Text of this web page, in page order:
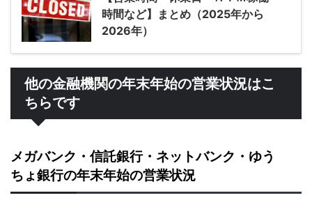
時間など】まとめ（2025年から
2026年）
他の金融機関の年末年始の営業状況はこ
ちらです
メガバンク・信託銀行・ネットバンク・ゆう
ちょ銀行の年末年始の営業状況